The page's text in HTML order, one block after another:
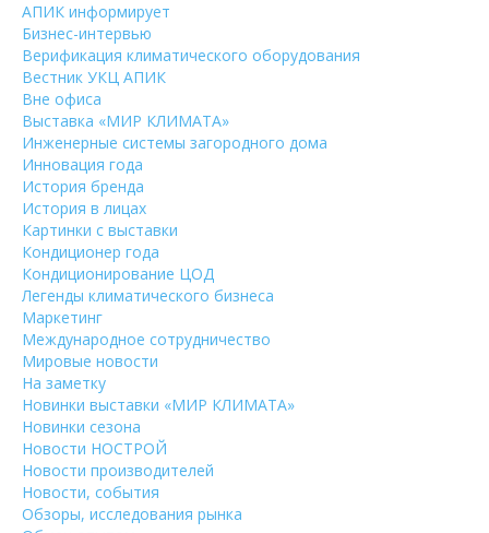
АПИК информирует
Бизнес-интервью
Верификация климатического оборудования
Вестник УКЦ АПИК
Вне офиса
Выставка «МИР КЛИМАТА»
Инженерные системы загородного дома
Инновация года
История бренда
История в лицах
Картинки с выставки
Кондиционер года
Кондиционирование ЦОД
Легенды климатического бизнеса
Маркетинг
Международное сотрудничество
Мировые новости
На заметку
Новинки выставки «МИР КЛИМАТА»
Новинки сезона
Новости НОСТРОЙ
Новости производителей
Новости, события
Обзоры, исследования рынка